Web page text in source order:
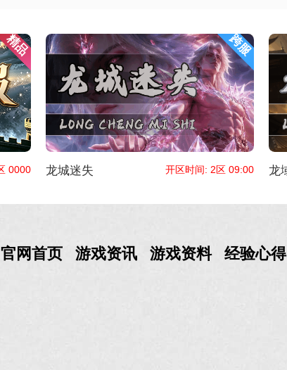
官网首页 游戏资讯 游戏资料 经验心得